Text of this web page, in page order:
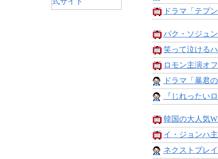
ドラマ「テプ
パク・ソジュ
笑って泣ける
ロモン主演オ
ドラマ「暴君
『じれったい
韓国の大人気
イ・ジョンハ
ネクストブレ